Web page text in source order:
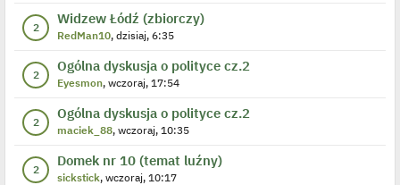
2 Widzew Łódź (zbiorczy)
RedMan10, dzisiaj, 6:35
2 Ogólna dyskusja o polityce cz.2
Eyesmon, wczoraj, 17:54
2 Ogólna dyskusja o polityce cz.2
maciek_88, wczoraj, 10:35
2 Domek nr 10 (temat luźny)
sickstick, wczoraj, 10:17